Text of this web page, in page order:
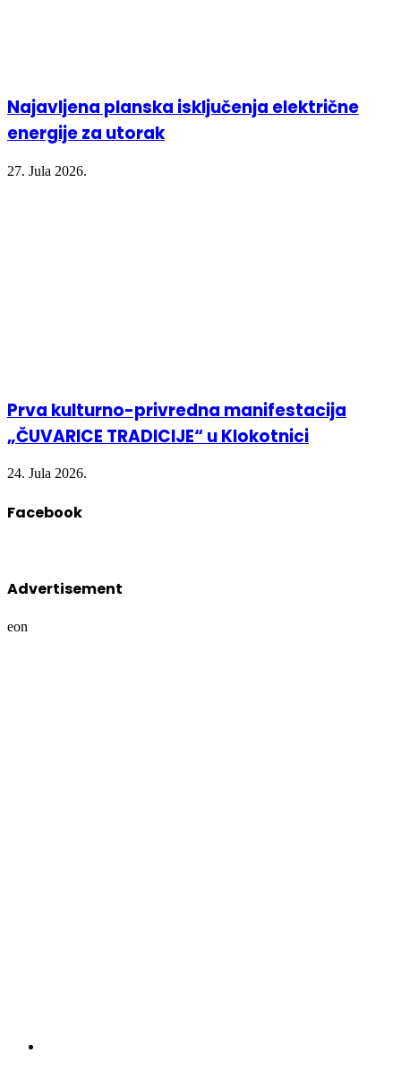
Najavljena planska isključenja električne
energije za utorak
27. Jula 2026.
Prva kulturno-privredna manifestacija
„ČUVARICE TRADICIJE“ u Klokotnici
24. Jula 2026.
Facebook
Advertisement
eon